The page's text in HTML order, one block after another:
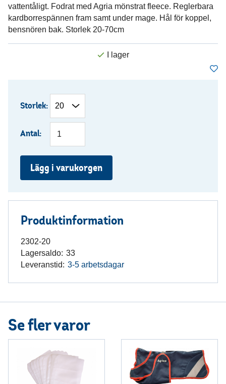
vattentåligt. Fodrat med Agria mönstrat fleece. Reglerbara
kardborrespännen fram samt under mage. Hål för koppel,
bensnören bak. Storlek 20-70cm
Storlek:
Antal:
Lägg i varukorgen
Produktinformation
2302-20
Lagersaldo: 33
Leveranstid: 3-5 arbetsdagar
Se fler varor